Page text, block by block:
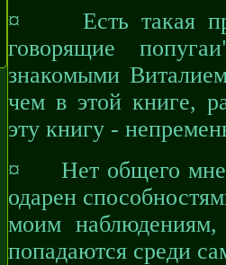
¤ Есть такая
говорящие
знакомыми
чем в этой книге,
эту книгу -
¤ Нет общего
одарен
моим
попадаются среди